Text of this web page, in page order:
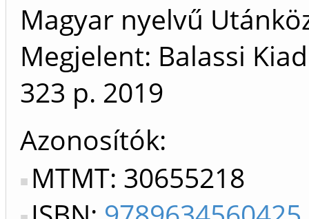
Magyar nyelvű
Megjelent: Balassi
323 p. 2019
Azonosítók
MTMT: 30655218